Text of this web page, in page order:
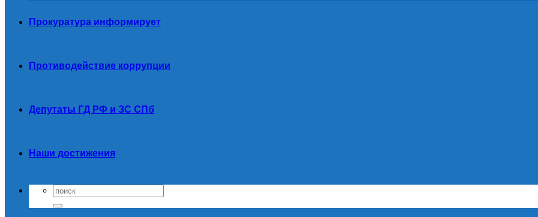
Прокуратура информирует
Противодействие коррупции
Депутаты ГД РФ и ЗС СПб
Наши достижения